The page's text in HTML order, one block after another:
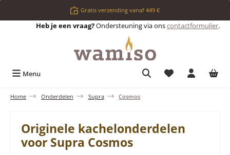
Ga naar de hoofdinhoudGratis verzending vanaf 449 €
Heb je een vraag?Ondersteuning via onscontactformulier.
Menu Je hebt 0 items
Home Onderdelen Supra Cosmos
Originele kachelonderdelen
voor Supra Cosmos